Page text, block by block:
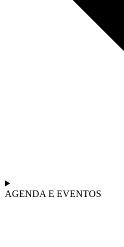
AGENDA E EVENTOS